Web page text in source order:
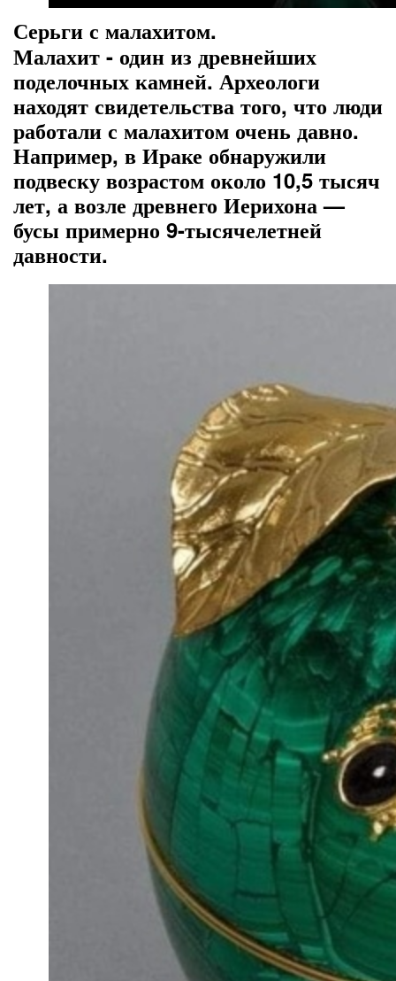
Серьги с малахитом.
Малахит - один из древнейших
поделочных камней. Археологи
находят свидетельства того, что люди
работали с малахитом очень давно.
Например, в Ираке обнаружили
подвеску возрастом около 10,5 тысяч
лет, а возле древнего Иерихона —
бусы примерно 9-тысячелетней
давности.